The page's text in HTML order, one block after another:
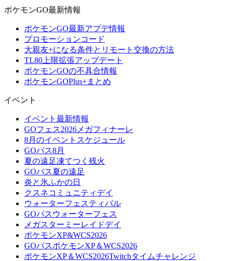
ポケモンGO最新情報
ポケモンGO最新アプデ情報
プロモーションコード
大親友+になる条件とリモート交換の方法
TL80上限拡張アップデート
ポケモンGOの不具合情報
ポケモンGOPlus+まとめ
イベント
イベント最新情報
GOフェス2026メガフィナーレ
8月のイベントスケジュール
GOパス8月
夏の遠足凍てつく残火
GOパス夏の遠足
炎と氷ふかの日
クスネコミュニティデイ
ウォーターフェスティバル
GOパスウォーターフェス
メガスターミーレイドデイ
ポケモンXP&WCS2026
GOパスポケモンXP＆WCS2026
ポケモンXP＆WCS2026Twitchタイムチャレンジ